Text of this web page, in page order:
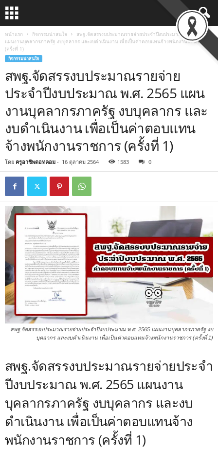
หน้าแรก กิจกรรมน่าสนใจ
สพฐ.จัดสรรงบประมาณรายจ่ายประจำปีงบประมาณ พ.ศ. 2565
แผนงานบุคลากรภาครัฐ งบบุคลากร และงบดำเนินงาน เพื่อเป็นค่าตอบแทนจ้างพนักงานราชการ
(ครั้งที่ 1)
กิจกรรมน่าสนใจ
สพฐ.จัดสรรงบประมาณรายจ่าย
ประจำปีงบประมาณ พ.ศ. 2565 แผน
งานบุคลากรภาครัฐ งบบุคลากร และ
งบดำเนินงาน เพื่อเป็นค่าตอบแทน
จ้างพนักงานราชการ (ครั้งที่ 1)
โดย ครูอาชีพดอทคอม - 16 ตุลาคม 2564 1583 0
สพฐ.จัดสรรงบประมาณรายจ่ายประจำปีงบประมาณ พ.ศ. 2565 แผนงานบุคลากรภาครัฐ งบ
บุคลากร และงบดำเนินงาน เพื่อเป็นค่าตอบแทนจ้างพนักงานราชการ (ครั้งที่ 1)
สพฐ.จัดสรรงบประมาณรายจ่ายประจำ
ปีงบประมาณ พ.ศ. 2565 แผนงาน
บุคลากรภาครัฐ งบบุคลากร และงบ
ดำเนินงาน เพื่อเป็นค่าตอบแทนจ้าง
พนักงานราชการ (ครั้งที่ 1)